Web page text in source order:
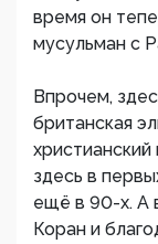
время он
мусульман с
Впрочем,
британская
здесь в
ещё в 90-х. А
Коран и